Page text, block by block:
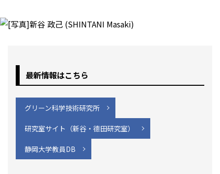
最新情報はこちら
グリーン科学技術研究所
研究室サイト（新谷・德田研究室）
静岡大学教員DB